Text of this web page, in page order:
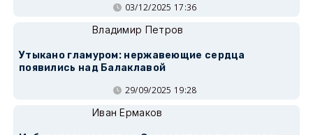
03/12/2025 17:36
Владимир Петров
Утыкано гламуром: нержавеющие сердца
появились над Балаклавой
29/09/2025 19:28
Иван Ермаков